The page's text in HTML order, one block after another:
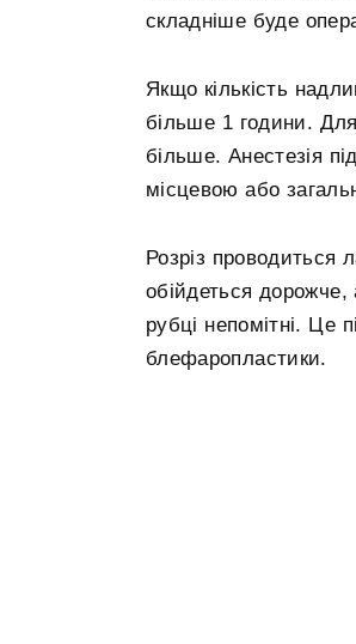
складніше буде
Якщо кількість
більше 1 години.
більше. Анестезія
місцевою або
Розріз проводиться
обійдеться
рубці непомітні. Це
блефаропластики.